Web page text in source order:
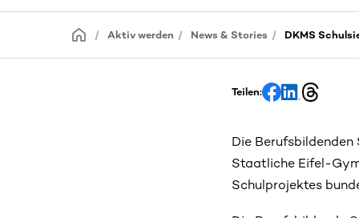
Aktiv werden News & Stories DKMS
Teilen:
Die
Staatliche Eifel-
Schulprojektes